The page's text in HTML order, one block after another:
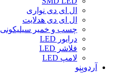
ال ای دی نواری
ال ای دی هدلایت
چسب و خمیر سیلیکونی
درایور LED
فلاشر LED
لامپ LED
آردوینو